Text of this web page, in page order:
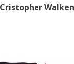
Cristopher Walken